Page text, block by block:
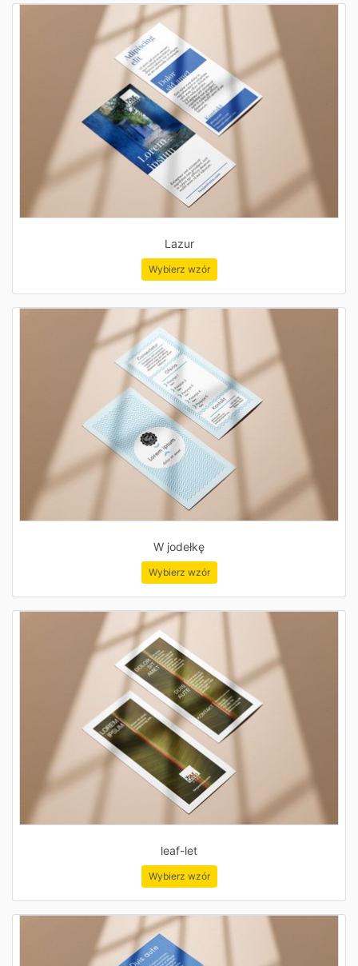
Lazur
Wybierz wzór
W jodełkę
Wybierz wzór
leaf-let
Wybierz wzór